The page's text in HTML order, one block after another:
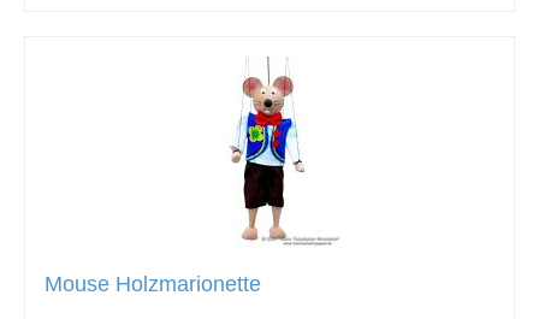
Mouse Holzmarionette